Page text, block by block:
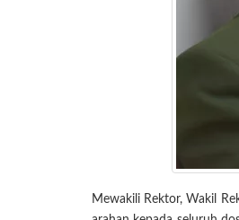
Mewakili Rektor, Wakil